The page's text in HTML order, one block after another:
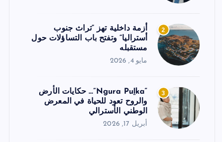
2
أزمة داخلية تهز “تراث جنوب
أستراليا” وتفتح باب التساؤلات حول
مستقبله
مايو 4, 2026
3
“Ngura Puḻka”… حكايات الأرض
والروح تعود للحياة في المعرض
الوطني الأسترالي
أبريل 17, 2026